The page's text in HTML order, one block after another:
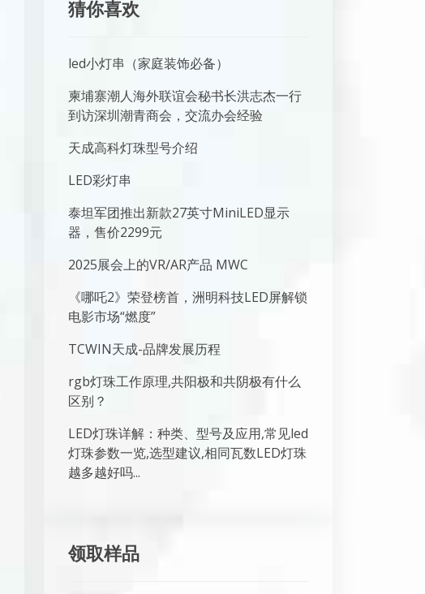
猜你喜欢
led小灯串（家庭装饰必备）
柬埔寨潮人海外联谊会秘书长洪志杰一行
到访深圳潮青商会，交流办会经验
天成高科灯珠型号介绍
LED彩灯串
泰坦军团推出新款27英寸MiniLED显示
器，售价2299元
2025展会上的VR/AR产品 MWC
《哪吒2》荣登榜首，洲明科技LED屏解锁
电影市场“燃度”
TCWIN天成-品牌发展历程
rgb灯珠工作原理,共阳极和共阴极有什么
区别？
LED灯珠详解：种类、型号及应用,常见led
灯珠参数一览,选型建议,相同瓦数LED灯珠
越多越好吗...
领取样品